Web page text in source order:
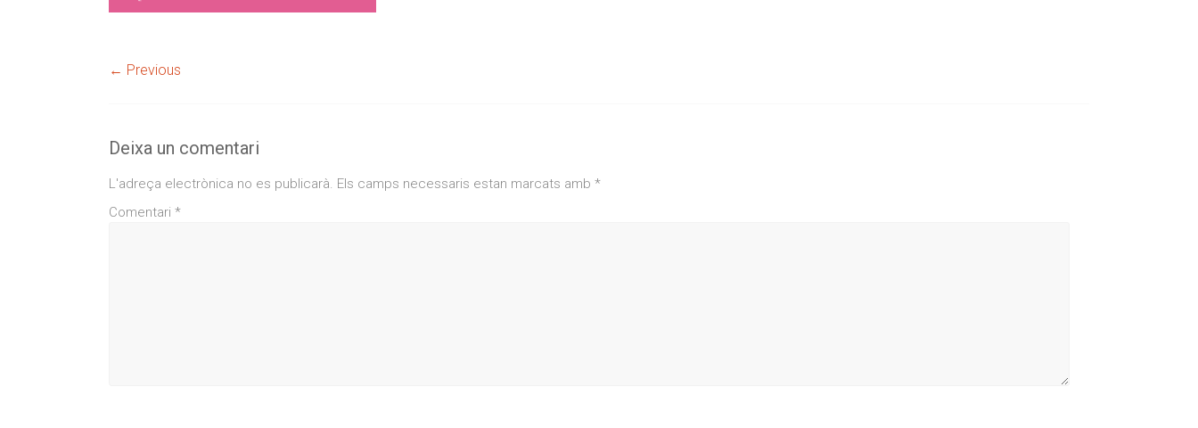
← Previous
Deixa un comentari
L'adreça electrònica no es publicarà. Els camps necessaris estan marcats amb *
Comentari *